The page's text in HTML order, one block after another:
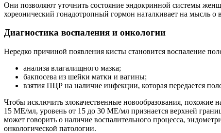
Они позволяют уточнить состояние эндокринной системы
хореонический гонадотропный гормон наталкивает на мысль
Диагностика воспаления и онкологии
Нередко причиной появления кисты становится воспаление
анализа влагалищного мазка;
бакпосева из шейки матки и вагины;
взятия ПЦР на наличие инфекции, которая передается
Чтобы исключить злокачественные новообразования, похожие
15 МЕ/мл, уровень от 15 до 30 МЕ/мл признается верхней
может говорить о наличие воспалительного процесса,
онкологической патологии.